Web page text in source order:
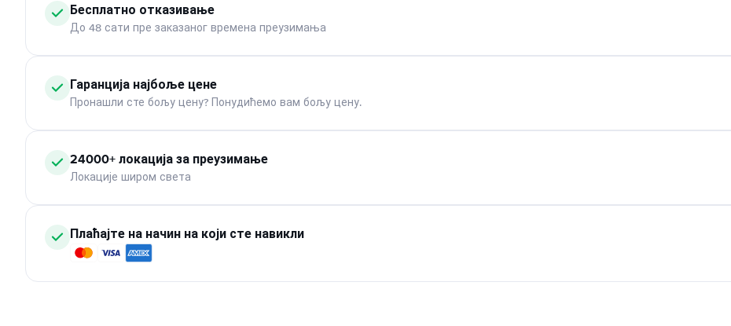
Бесплатно отказивање
До 48 сати пре заказаног времена преузимања
Гаранција најбоље цене
Пронашли сте бољу цену? Понудићемо вам бољу цену.
24000+ локација за преузимање
Локације широм света
Плаћајте на начин на који сте навикли